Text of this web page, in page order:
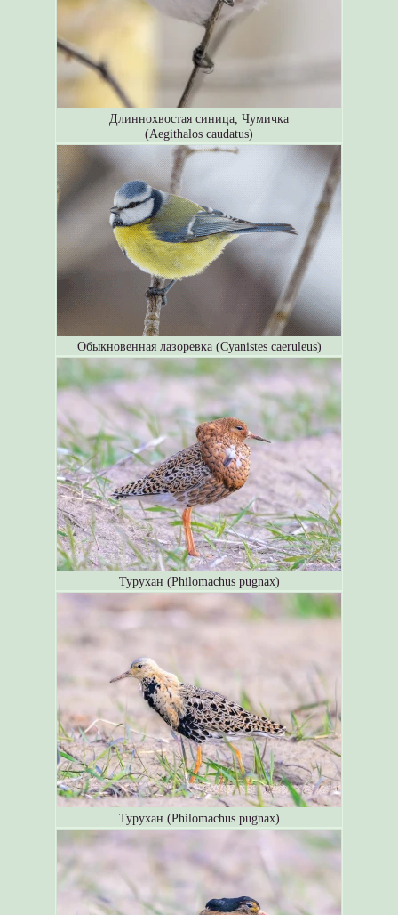
Длиннохвостая синица, Чумичка
(Aegithalos caudatus)
Обыкновенная лазоревка (Cyanistes caeruleus)
Турухан (Philomachus pugnax)
Турухан (Philomachus pugnax)